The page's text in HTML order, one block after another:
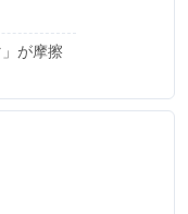
が摩擦